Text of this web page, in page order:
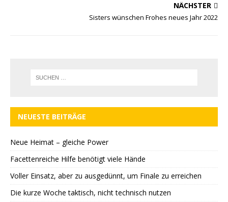
NÄCHSTER
Sisters wünschen Frohes neues Jahr 2022
NEUESTE BEITRÄGE
Neue Heimat – gleiche Power
Facettenreiche Hilfe benötigt viele Hände
Voller Einsatz, aber zu ausgedünnt, um Finale zu erreichen
Die kurze Woche taktisch, nicht technisch nutzen